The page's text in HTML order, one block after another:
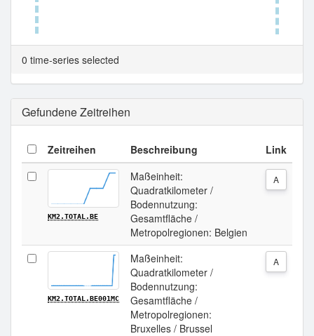
Tabellenansicht.
0 time-series selected
Gefundene Zeitreihen
Zeitreihen Beschreibung Link
KM2.TOTAL.BE
Maßeinheit:
Quadratkilometer /
Bodennutzung:
Gesamtfläche /
Metropolregionen: Belgien
A
KM2.TOTAL.BE001MC
Maßeinheit:
Quadratkilometer /
Bodennutzung:
Gesamtfläche /
Metropolregionen:
Bruxelles / Brussel
A